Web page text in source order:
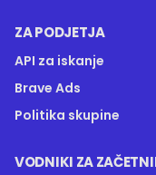
ZA PODJETJA
API za iskanje
Brave Ads
Politika skupine
VODNIKI ZA